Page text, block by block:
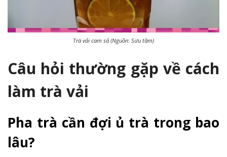
Trà vải cam sả (Nguồn: Sưu tầm)
Câu hỏi thường gặp về cách
làm trà vải
Pha trà cần đợi ủ trà trong bao
lâu?